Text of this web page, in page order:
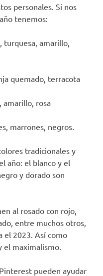
personales. Si nos
tenemos:
turquesa, amarillo,
quemado, terracota
amarillo, rosa
marrones, negros.
tradicionales y
año: el blanco y el
y dorado son
al rosado con rojo,
entre muchos otros,
el 2023. Así como
el maximalismo.
pueden ayudar